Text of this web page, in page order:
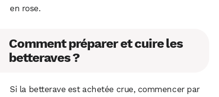
en rose.
Comment préparer et cuire les
betteraves ?
Si la betterave est achetée crue, commencer par